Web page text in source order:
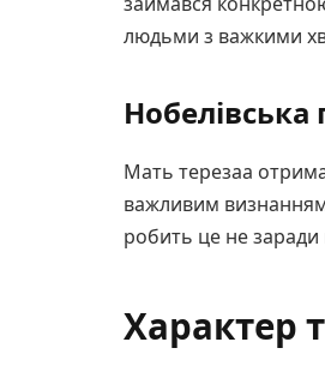
людьми з важкими
Мать терезаа
важливим визнанням
робить це не заради
Характер